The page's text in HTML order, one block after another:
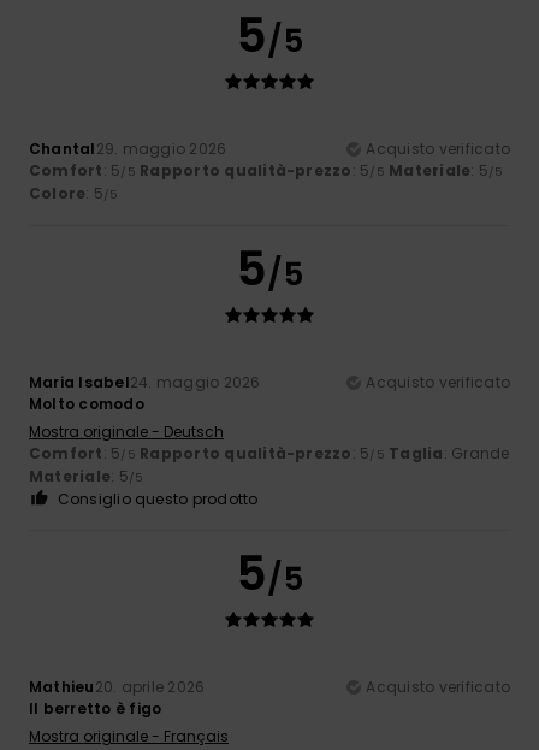
5/5
Chantal29. maggio 2026
Acquisto verificato
Comfort: 5/5 Rapporto qualità-prezzo: 5/5 Materiale: 5/5
Colore: 5/5
5/5
Maria Isabel24. maggio 2026
Acquisto verificato
Molto comodo
Mostra originale - Deutsch
Comfort: 5/5 Rapporto qualità-prezzo: 5/5 Taglia: Grande
Materiale: 5/5
Consiglio questo prodotto
5/5
Mathieu20. aprile 2026
Acquisto verificato
Il berretto è figo
Mostra originale - Français